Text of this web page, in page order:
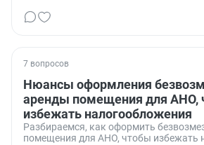
7 вопросов
Нюансы оформления
аренды помещения для АНО,
избежать налогообложения
Разбираемся, как оформить
помещения для АНО, чтобы избежать